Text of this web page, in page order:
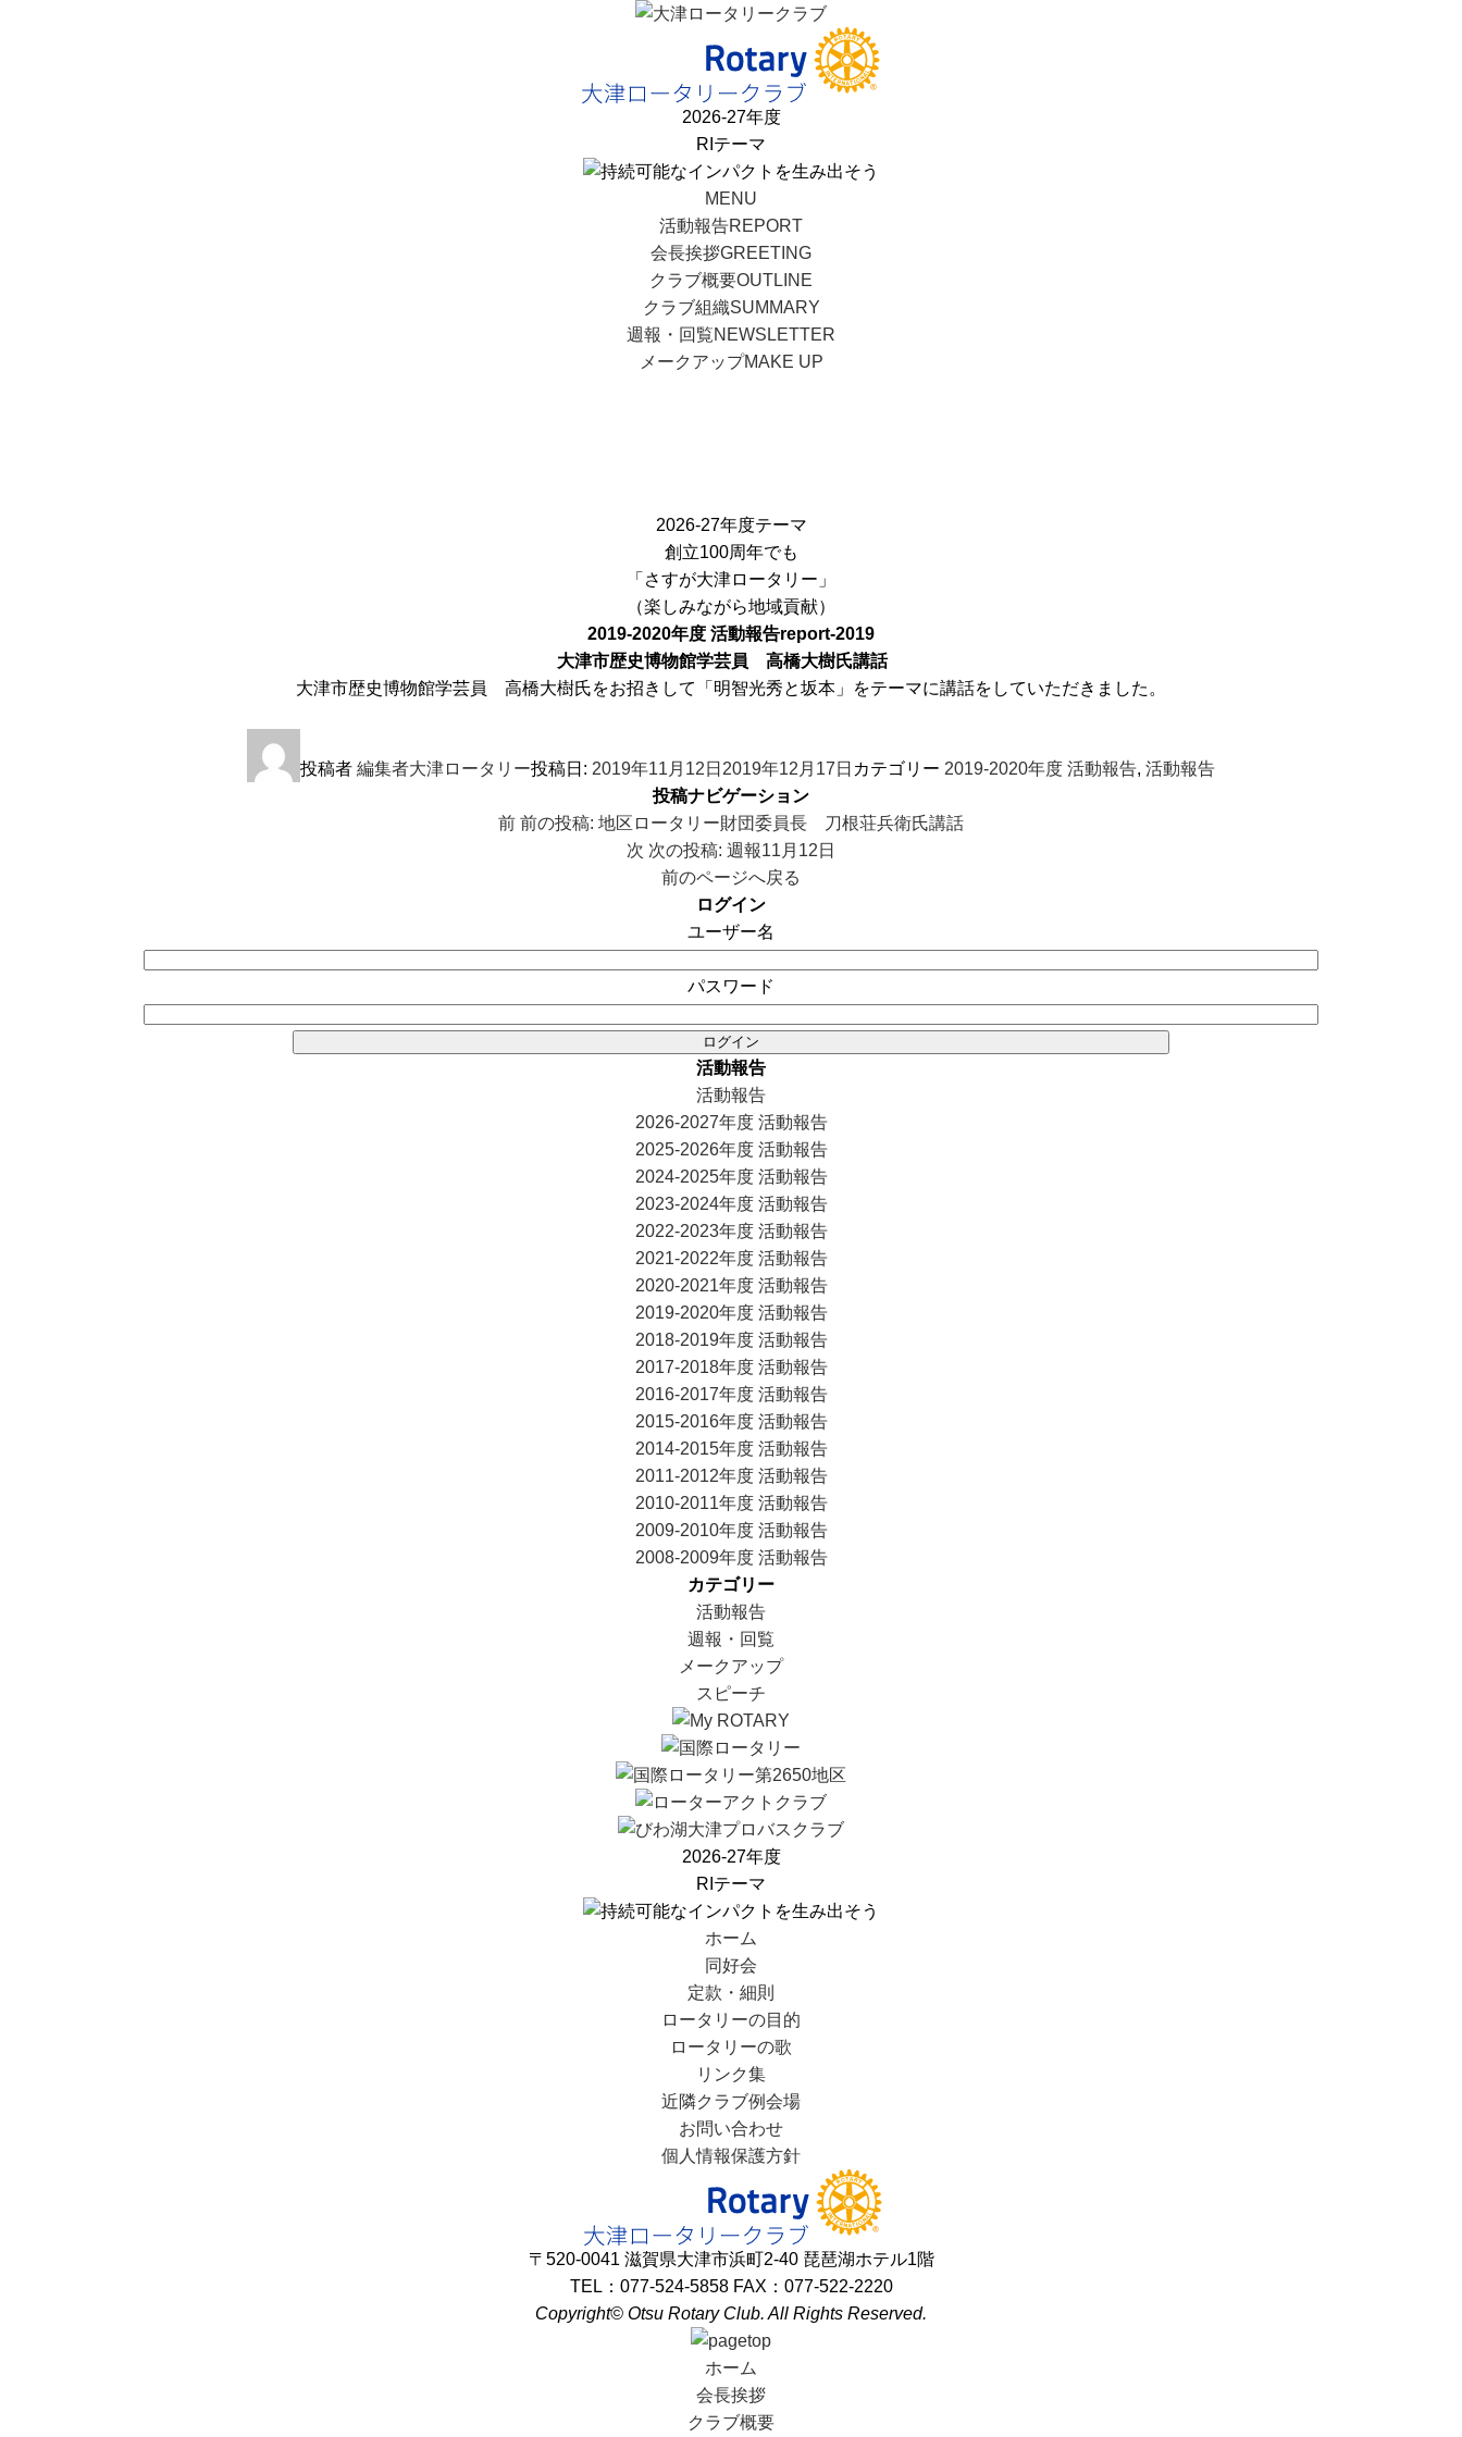
2026-27年度
RIテーマ
MENU
活動報告REPORT
会長挨拶GREETING
クラブ概要OUTLINE
クラブ組織SUMMARY
週報・回覧NEWSLETTER
メークアップMAKE UP
2026-27年度テーマ
創立100周年でも
「さすが大津ロータリー」
（楽しみながら地域貢献）
2019-2020年度 活動報告report-2019
大津市歴史博物館学芸員 高橋大樹氏講話
大津市歴史博物館学芸員 高橋大樹氏をお招きして「明智光秀と坂本」をテーマに講話をしていただきました。
投稿者 編集者大津ロータリー投稿日: 2019年11月12日 2019年12月17日 カテゴリー 2019-2020年度 活動報告, 活動報告
投稿ナビゲーション
前 前の投稿: 地区ロータリー財団委員長 刀根荘兵衛氏講話
次 次の投稿: 週報11月12日
前のページへ戻る
ログイン
ユーザー名
パスワード
活動報告
活動報告
2026-2027年度 活動報告
2025-2026年度 活動報告
2024-2025年度 活動報告
2023-2024年度 活動報告
2022-2023年度 活動報告
2021-2022年度 活動報告
2020-2021年度 活動報告
2019-2020年度 活動報告
2018-2019年度 活動報告
2017-2018年度 活動報告
2016-2017年度 活動報告
2015-2016年度 活動報告
2014-2015年度 活動報告
2011-2012年度 活動報告
2010-2011年度 活動報告
2009-2010年度 活動報告
2008-2009年度 活動報告
カテゴリー
活動報告
週報・回覧
メークアップ
スピーチ
2026-27年度
RIテーマ
ホーム
同好会
定款・細則
ロータリーの目的
ロータリーの歌
リンク集
近隣クラブ例会場
お問い合わせ
個人情報保護方針
〒520-0041 滋賀県大津市浜町2-40 琵琶湖ホテル1階
TEL：077-524-5858 FAX：077-522-2220
Copyright© Otsu Rotary Club. All Rights Reserved.
ホーム
会長挨拶
クラブ概要